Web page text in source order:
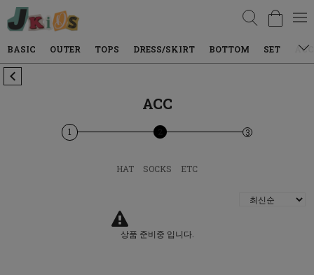
검색
BASIC OUTER TOPS DRESS/SKIRT BOTTOM SET ACC
ACC
1 3
HAT SOCKS ETC
상품 준비중 입니다.